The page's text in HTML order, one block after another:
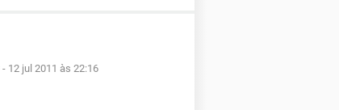
- 12 jul 2011 às 22:16